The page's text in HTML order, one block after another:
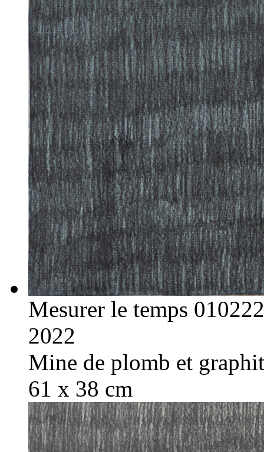
Mesurer le temps 010222
2022
Mine de plomb et
61 x 38 cm